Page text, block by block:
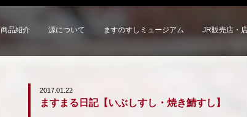
商品紹介 源について ますのすしミュージアム JR販売店・
2017.01.22
ますまる日記【いぶしすし・焼き鯖すし】